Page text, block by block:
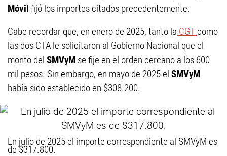
Móvil fijó los importes citados precedentemente.
Cabe recordar que, en enero de 2025, tanto la CGT como
las dos CTA le solicitaron al Gobierno Nacional que el
monto del SMVyM se fije en el orden cercano a los 600
mil pesos. Sin embargo, en mayo de 2025 el SMVyM
había sido establecido en $308.200.
En julio de 2025 el importe correspondiente al SMVyM es
de $317.800.